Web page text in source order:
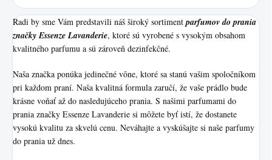
Radi by sme Vám predstavili náš široký sortimentparfumov do prania
značky Essenze Lavanderie, ktoré sú vyrobené s vysokým obsahom
kvalitného parfumu a sú zároveň dezinfekčné.
Naša značka ponúka jedinečné vône, ktoré sa stanú vašim spoločníkom
pri každom praní. Naša kvalitná formula zaručí, že vaše prádlo bude
krásne voňať až do nasledujúceho prania. S našimi parfumami do
prania značky Essenze Lavanderie si môžete byť istí, že dostanete
vysokú kvalitu za skvelú cenu. Neváhajte a vyskúšajte si naše parfumy
do prania už dnes.